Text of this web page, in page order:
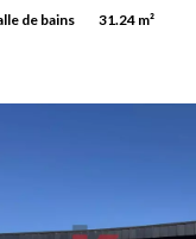
de bains 31.24 m²